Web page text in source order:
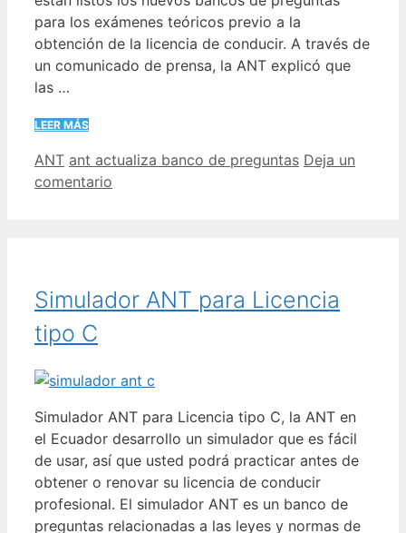
para los exámenes teóricos previo a la
obtención de la licencia de conducir. A través de
un comunicado de prensa, la ANT explicó que
las …
LEER MÁS
Categorías
ANT Etiquetas
ant actualiza banco de preguntas Deja un
comentario
Simulador ANT para Licencia
tipo C
Simulador ANT para Licencia tipo C, la ANT en
el Ecuador desarrollo un simulador que es fácil
de usar, así que usted podrá practicar antes de
obtener o renovar su licencia de conducir
profesional. El simulador ANT es un banco de
preguntas relacionadas a las leyes y normas de